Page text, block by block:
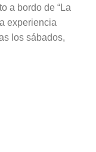
a bordo de “La
experiencia
los sábados,